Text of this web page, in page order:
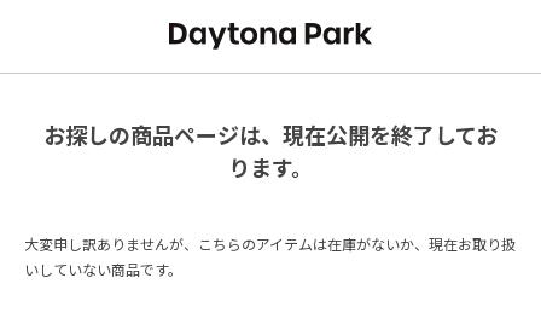
お探しの商品ページは、現在公開を終了してお
ります。
大変申し訳ありませんが、こちらのアイテムは在庫がないか、現在お取り扱
いしていない商品です。